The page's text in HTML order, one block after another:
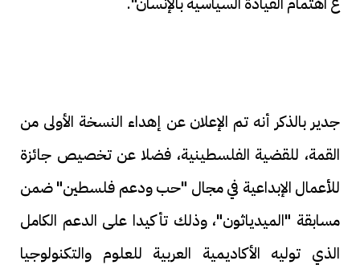
جدير بالذكر أنه تم الإعلان عن إهداء النسخة الأولى من
القمة، للقضية الفلسطينية، فضلا عن تخصيص جائزة
للأعمال الإبداعية في مجال "حب ودعم فلسطين" ضمن
مسابقة "الميدياثون"، وذلك تأكيدا على الدعم الكامل
الذي توليه الأكاديمية العربية للعلوم والتكنولوجيا